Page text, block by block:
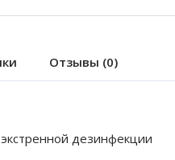
Отзывы (0)
дезинфекции